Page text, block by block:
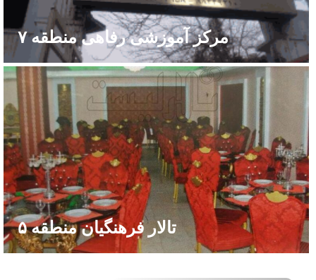
مرکز آموزشی رفاهی منطقه ۷
تالار فرهنگیان منطقه ۵